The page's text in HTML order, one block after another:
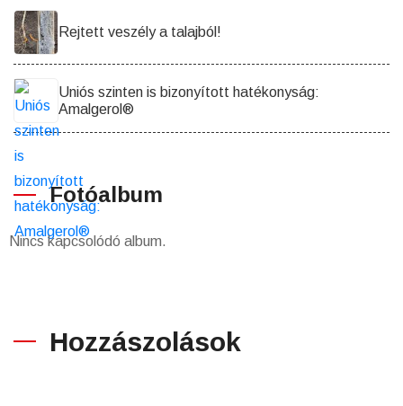
Rejtett veszély a talajból!
Uniós szinten is bizonyított hatékonyság:
Amalgerol®
Fotóalbum
Nincs kapcsolódó album.
Hozzászolások